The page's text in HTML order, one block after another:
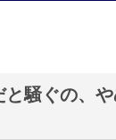
騒ぐの、や